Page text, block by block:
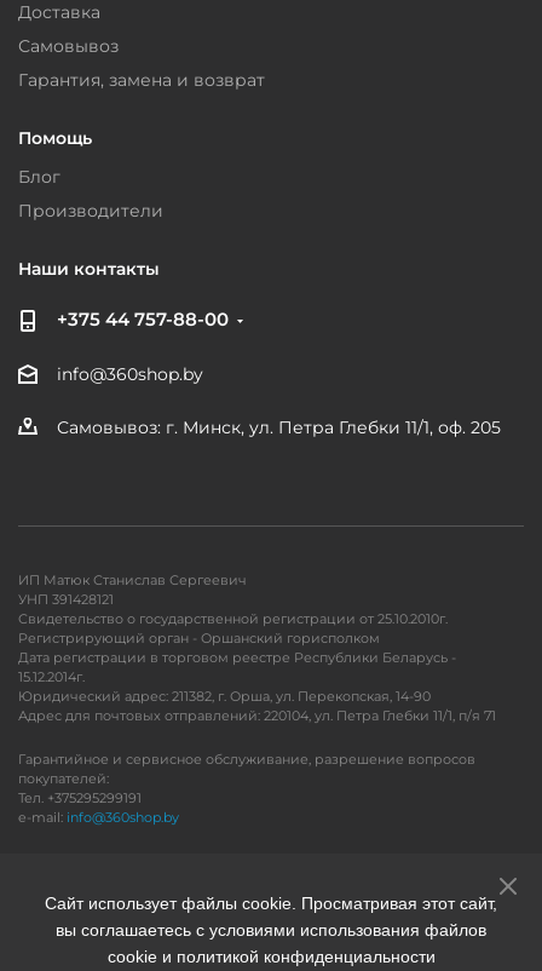
Доставка
Самовывоз
Гарантия, замена и возврат
Помощь
Блог
Производители
Наши контакты
+375 44 757-88-00
info@360shop.by
Самовывоз: г. Минск, ул. Петра Глебки 11/1, оф. 205
ИП Матюк Станислав Сергеевич
УНП 391428121
Свидетельство о государственной регистрации от 25.10.2010г.
Регистрирующий орган - Оршанский горисполком
Дата регистрации в торговом реестре Республики Беларусь -
15.12.2014г.
Юридический адрес: 211382, г. Орша, ул. Перекопская, 14-90
Адрес для почтовых отправлений: 220104, ул. Петра Глебки 11/1, п/я 71
Гарантийное и сервисное обслуживание, разрешение вопросов
покупателей:
Тел. +375295299191
e-mail: info@360shop.by
Сайт использует файлы cookie. Просматривая этот сайт,
вы соглашаетесь с условиями использования файлов
cookie и политикой конфиденциальности